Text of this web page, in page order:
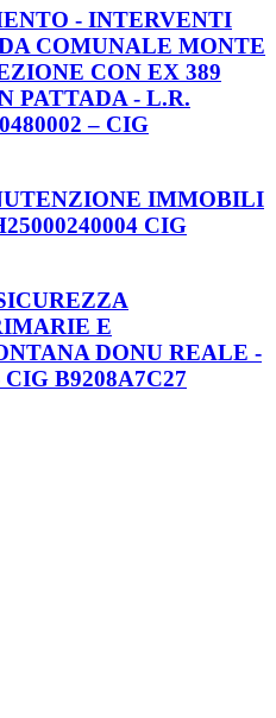
- INTERVENTI
COMUNALE MONTE
CON EX 389
PATTADA - L.R.
– CIG
IMMOBILI
CIG
E
DONU REALE -
CIG B9208A7C27